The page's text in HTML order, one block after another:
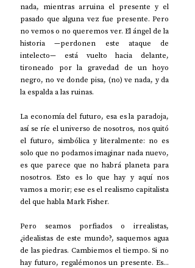
nada, mientras arruina el presente y el
pasado que alguna vez fue presente. Pero
no vemos o no queremos ver. El ángel de la
historia —perdonen este ataque de
intelecto— está vuelto hacia delante,
tironeado por la gravedad de un hoyo
negro, no ve donde pisa, (no) ve nada, y da
la espalda a las ruinas.
La economía del futuro, esa es la paradoja,
así se ríe el universo de nosotros, nos quitó
el futuro, simbólica y literalmente: no es
solo que no podamos imaginar nada nuevo,
es que parece que no habrá planeta para
nosotros. Esto es lo que hay y aquí nos
vamos a morir; ese es el realismo capitalista
del que habla Mark Fisher.
Pero seamos porfiados o irrealistas,
¿idealistas de este mundo?, saquemos agua
de las piedras. Cambiemos el tiempo. Si no
hay futuro, regalémonos un presente. Es...